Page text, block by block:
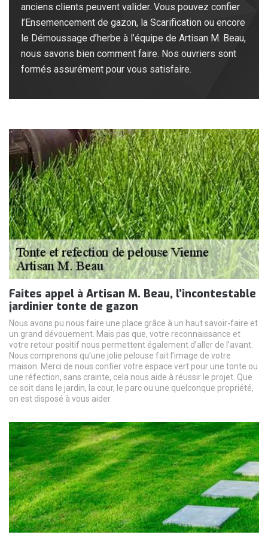
anciens clients peuvent valider. Vous pouvez confier
l’Ensemencement de gazon, la Scarification ou encore
le Démoussage d’herbe à l’équipe de Artisan M. Beau,
nous savons bien comment faire. Nos ouvriers sont
formés assurément pour vous satisfaire.
Faites appel à Artisan M. Beau, l’incontestable
jardinier tonte de gazon
Nous avons pu nous faire une place grâce à un haut savoir-faire et
un grand dévouement. Mais pas que, votre reconnaissance et
votre retour positif nous permettent également d’aller de l’avant.
Nous comprenons qu'une jolie pelouse fait l’image de votre
maison. Merci de nous confier votre espace vert pour une tonte ou
une réfection, sans crainte, cela nous aide à réussir le projet. Que
ce soit dans le jardin, la cour, le parc ou une quelconque propriété,
on est disposé à vous aider.